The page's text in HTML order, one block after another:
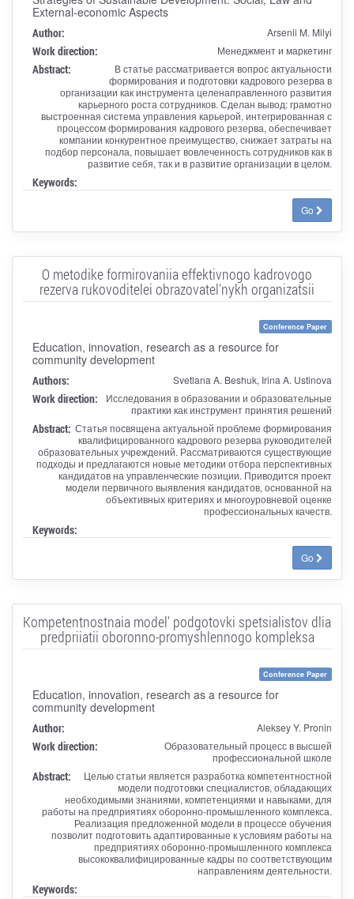
External-economic Aspects
Author: Arsenii M. Milyi
Work direction: Менеджмент и маркетинг
Abstract:
В статье рассматривается вопрос актуальности
формирования и подготовки кадрового резерва в
организации как инструмента целенаправленного развития
карьерного роста сотрудников. Сделан вывод: грамотно
выстроенная система управления карьерой, интегрированная с
процессом формирования кадрового резерва, обеспечивает
компании конкурентное преимущество, снижает затраты на
подбор персонала, повышает вовлеченность сотрудников как в
развитие себя, так и в развитие организации в целом.
Keywords:
Go
O metodike formirovaniia effektivnogo kadrovogo
rezerva rukovoditelei obrazovatel'nykh organizatsii
Conference Paper
Education, innovation, research as a resource for
community development
Authors: Svetlana A. Beshuk, Irina A. Ustinova
Work direction:
Исследования в образовании и образовательные
практики как инструмент принятия решений
Abstract: Статья посвящена актуальной проблеме формирования
квалифицированного кадрового резерва руководителей
образовательных учреждений. Рассматриваются существующие
подходы и предлагаются новые методики отбора перспективных
кандидатов на управленческие позиции. Приводится проект
модели первичного выявления кандидатов, основанной на
объективных критериях и многоуровневой оценке
профессиональных качеств.
Keywords:
Go
Kompetentnostnaia model' podgotovki spetsialistov dlia
predpriiatii oboronno-promyshlennogo kompleksa
Conference Paper
Education, innovation, research as a resource for
community development
Author: Aleksey Y. Pronin
Work direction:
Образовательный процесс в высшей
профессиональной школе
Abstract:
Целью статьи является разработка компетентностной
модели подготовки специалистов, обладающих
необходимыми знаниями, компетенциями и навыками, для
работы на предприятиях оборонно-промышленного комплекса.
Реализация предложенной модели в процессе обучения
позволит подготовить адаптированные к условиям работы на
предприятиях оборонно-промышленного комплекса
высококвалифицированные кадры по соответствующим
направлениям деятельности.
Keywords: